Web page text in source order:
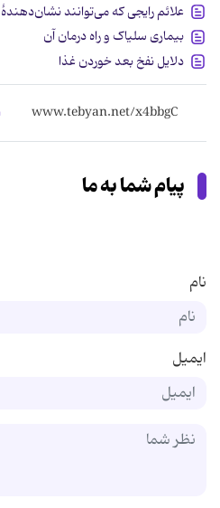
علائم رایجی که می‌توانند
بیماری سلیاک و راه درمان آن
دلایل نفخ بعد خوردن غذا
پیام شما به ما
نام
ایمیل